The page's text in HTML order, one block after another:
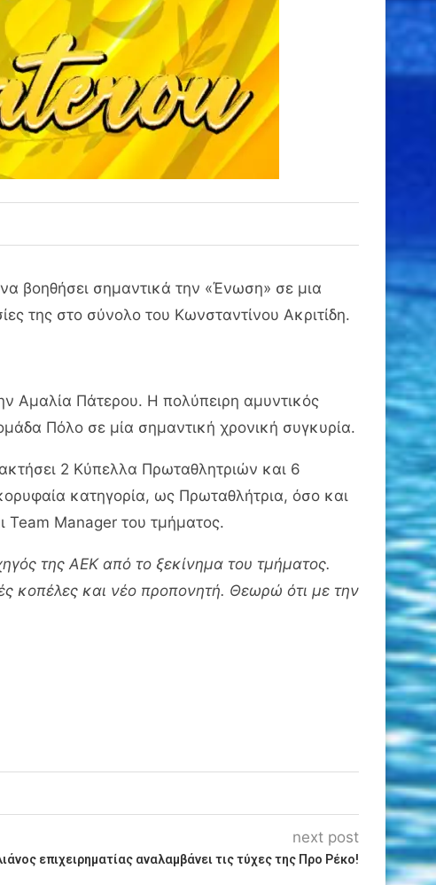
βοηθήσει σημαντικά την «Ένωση» σε μια
της στο σύνολο του Κωνσταντίνου Ακριτίδη.
Αμαλία Πάτερου. Η πολύπειρη αμυντικός
Πόλο σε μία σημαντική χρονική συγκυρία.
2 Κύπελλα Πρωταθλητριών και 6
κατηγορία, ως Πρωταθλήτρια, όσο και
Team Manager του τμήματος.
της ΑΕΚ από το ξεκίνημα του τμήματος.
κοπέλες και νέο προπονητή. Θεωρώ ότι με την
next post
επιχειρηματίας αναλαμβάνει τις τύχες της Προ Ρέκο!